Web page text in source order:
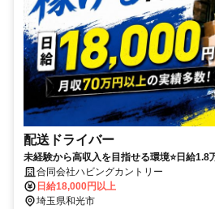
配送ドライバー
未経験から高収入を目指せる環境⭐日給1.8
合同会社ハビングカントリー
日給18,000円以上
埼玉県和光市